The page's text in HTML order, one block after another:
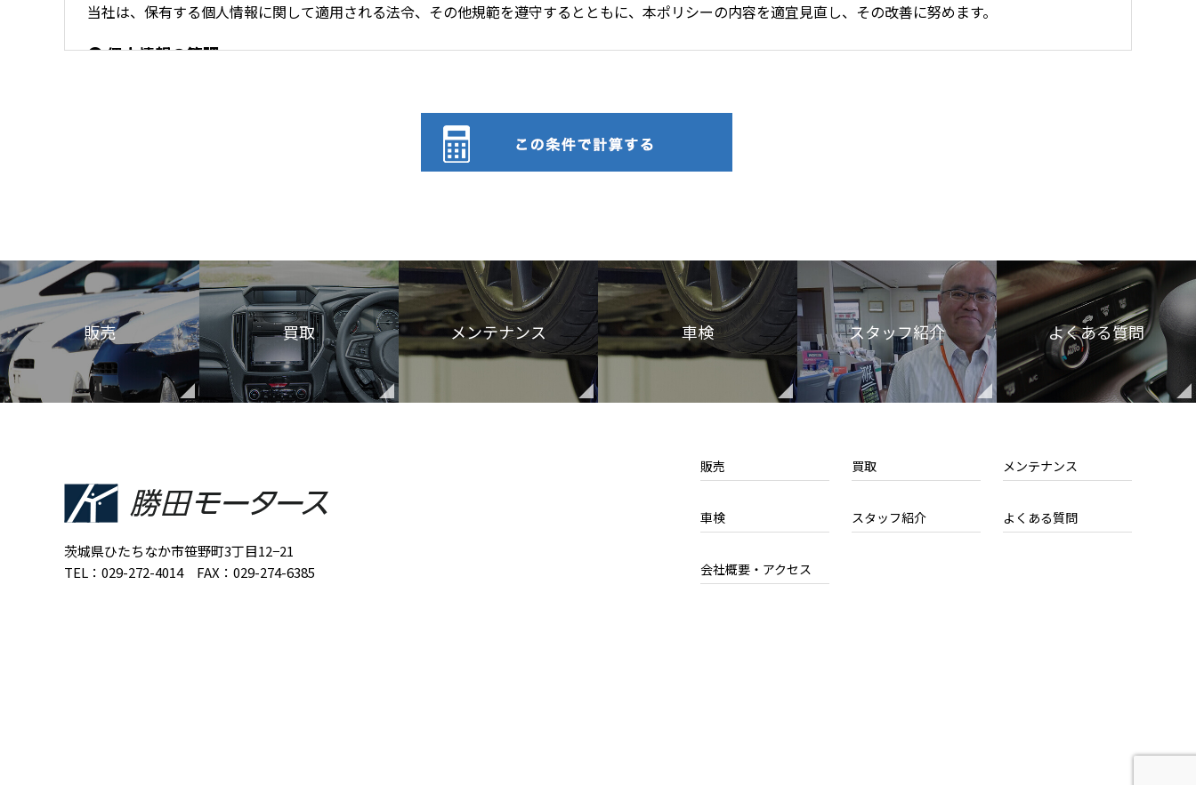
当社は、保有する個人情報に関して適用される法令、その他規範を遵守するとともに、本ポリシーの内容を適宜見直し、その改善に努めます。
● 個人情報の管理
ムの維持・管理体制の整備・社員教育の徹底等の必要な措置を講じ、安全対策を実施し個人情報の厳重な管理を行ないます。
当社は、お客さまよりお預かりした個人情報を適切に管理し、次のいずれかに該当する場合を除き、個人情報を第三者に開示いたしません。
・ お客さまの同意がある場合
・ お客さまが希望されるサービスを行なうために当社が業務を委託する業者に対して開示する場合
・ 法令に基づき開示することが必要である場合
● 個人情報の安全対策
当社は、個人情報の正確性及び安全性確保のために、セキュリティに万全の対策を講じています。
お客さまがご本人の個人情報の照会・修正・削除などをご希望される場合には、ご本人であることを確認の上、対応させていただきます。
本ページに関するお問い合せは下記問い合わせ先までお願いいたします。
販売 買取 メンテナンス 車検 スタッフ紹介 よくある質問
茨城県ひたちなか市笹野町3丁目12−21
TEL：029-272-4014 FAX：029-274-6385
販売 買取 メンテナンス
車検 スタッフ紹介 よくある質問
会社概要・アクセス